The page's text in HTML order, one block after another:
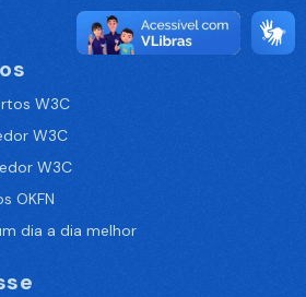
W3C
W3C
W3C
OKFN
dia a dia melhor